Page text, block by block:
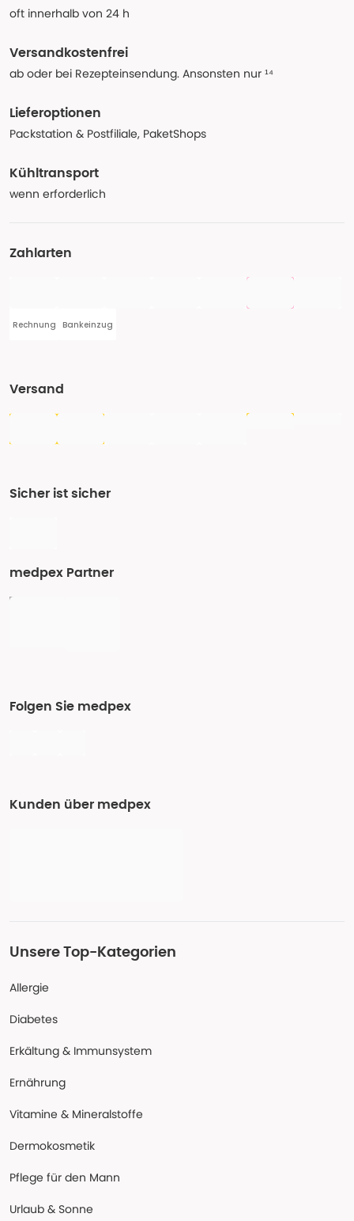
oft innerhalb von 24 h
Versandkostenfrei
ab oder bei Rezepteinsendung. Ansonsten nur ¹⁴
Lieferoptionen
Packstation & Postfiliale, PaketShops
Kühltransport
wenn erforderlich
Zahlarten
Rechnung Bankeinzug
Versand
Sicher ist sicher
medpex Partner
Folgen Sie medpex
Kunden über medpex
Unsere Top-Kategorien
Allergie
Diabetes
Erkältung & Immunsystem
Ernährung
Vitamine & Mineralstoffe
Dermokosmetik
Pflege für den Mann
Urlaub & Sonne